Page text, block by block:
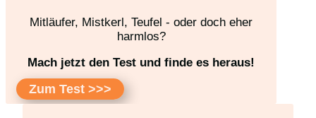
Mitläufer, Mistkerl, Teufel - oder doch eher
harmlos?
Mach jetzt den Test und finde es heraus!
Zum Test >>>